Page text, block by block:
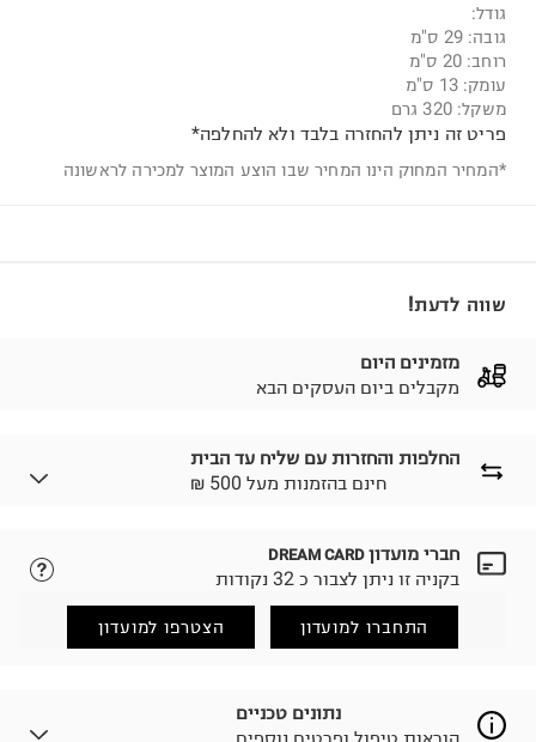
גודל:
גובה: 29 ס"מ
רוחב: 20 ס"מ
עומק: 13 ס"מ
משקל: 320 גרם
פריט זה ניתן להחזרה בלבד ולא להחלפה*
*המחיר המחוק הינו המחיר שבו הוצע המוצר למכירה לראשונה
שווה לדעת!
מזמינים היום
מקבלים ביום העסקים הבא
החלפות והחזרות עם שליח עד הבית
₪ חינם בהזמנות מעל 500
לבחירת בשיטת המשלוח המתאימה לכם,
הזמנתם והתחרטתם?
(במקום ב-19.9 ₪) לזמן מוגבל! חינם בהזמנות מעל 500 ₪.
למידע נא ללחוץ כאן
.
חברי מועדון DREAM CARD
בקניה זו ניתן לצבור כ 32 נקודות
התחברו למועדון הצטרפו למועדון
נתונים טכניים